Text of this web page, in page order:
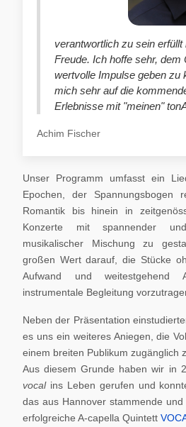
verantwortlich zu sein
Freude. Ich hoffe sehr, dem
wertvolle Impulse geben zu
mich sehr auf die
Erlebnisse mit "meinen"
Achim Fischer
Unser Programm umfasst ein
Epochen, der Spannungsbogen
Romantik bis hinein in
Konzerte mit spannender und
musikalischer Mischung zu
großen Wert darauf, die Stücke
Aufwand und weitestgehend
instrumentale Begleitung
Neben der Präsentation
es uns ein weiteres Aniegen, die
einem breiten Publikum zugänglich
Aus diesem Grunde haben wir in
vocal ins Leben gerufen und
das aus Hannover stammende
erfolgreiche A-capella Quintett